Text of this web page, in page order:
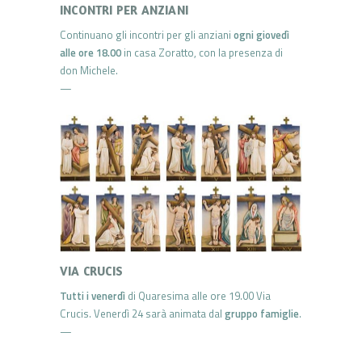
INCONTRI PER ANZIANI
Continuano gli incontri per gli anziani ogni giovedì
alle ore 18.00 in casa Zoratto, con la presenza di
don Michele.
—
VIA CRUCIS
Tutti i venerdì di Quaresima alle ore 19.00 Via
Crucis. Venerdì 24 sarà animata dal gruppo famiglie.
—